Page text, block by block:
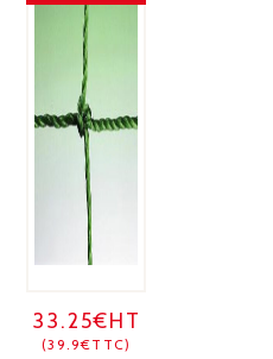
33.25€HT
(39.9€TTC)